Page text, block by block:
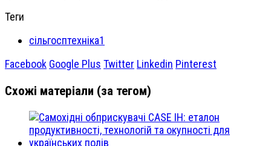
Теги
сільгосптехніка1
Facebook Google Plus Twitter Linkedin Pinterest
Схожі матеріали (за тегом)